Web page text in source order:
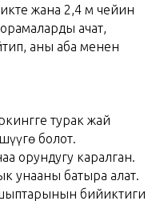
жана 2,4 м чейин
ачат,
аны аба менен
турак жай
болот.
орундугу каралган.
унааны батыра алат.
бийиктиги